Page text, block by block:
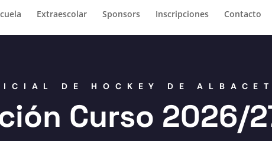
Extraescolar Sponsors Inscripciones Contacto
DE HOCKEY DE
Curso 2026/